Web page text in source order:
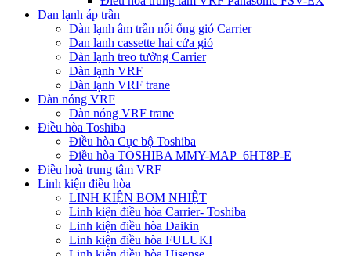
Dan lạnh áp trần
Dàn lạnh âm trần nối ống gió Carrier
Dan lanh cassette hai cửa gió
Dàn lạnh treo tường Carrier
Dàn lạnh VRF
Dàn lạnh VRF trane
Dàn nóng VRF
Dàn nóng VRF trane
Điều hòa Toshiba
Điều hòa Cục bộ Toshiba
Điều hòa TOSHIBA MMY-MAP_6HT8P-E
Điều hoà trung tâm VRF
Linh kiện điều hòa
LINH KIỆN BƠM NHIỆT
Linh kiện điều hòa Carrier- Toshiba
Linh kiện điều hòa Daikin
Linh kiện điều hòa FULUKI